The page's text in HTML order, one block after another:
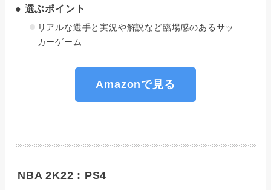
● 選ぶポイント
リアルな選手と実況や解説など臨場感のあるサッ
カーゲーム
Amazonで見る
NBA 2K22 : PS4